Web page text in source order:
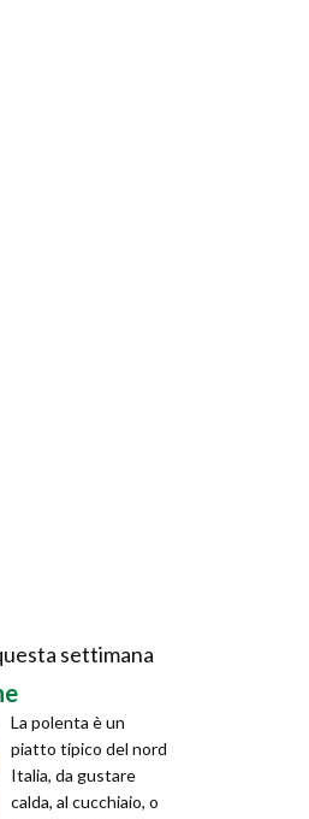
settimana
La polenta è un
piatto tipico del nord
Italia, da gustare
calda, al cucchiaio, o